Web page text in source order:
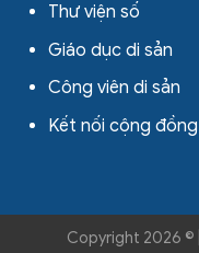
Thư viện số
Giáo dục di sản
Công viên di sản
Kết nối cộng đồng
Copyright 2026 ©